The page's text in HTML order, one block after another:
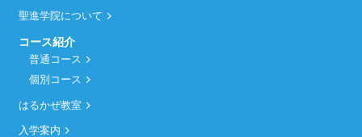
聖進学院について
コース紹介
普通コース
個別コース
はるかぜ教室
入学案内